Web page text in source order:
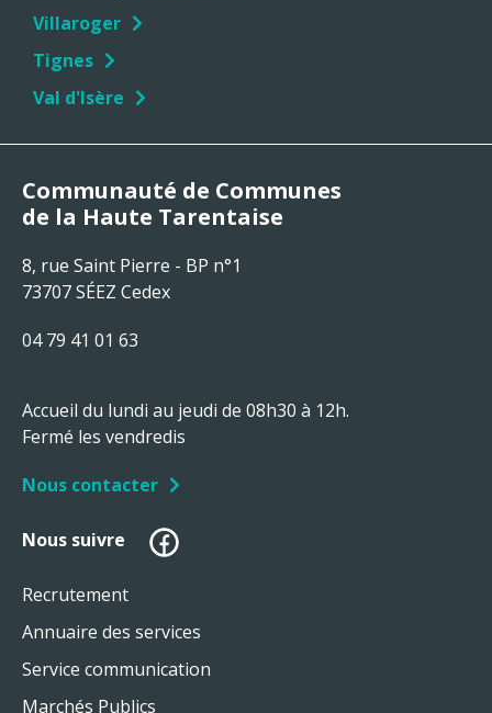
Villaroger
Tignes
Val d'Isère
Communauté de Communes
de la Haute Tarentaise
8, rue Saint Pierre - BP n°1
73707 SÉEZ Cedex
04 79 41 01 63
Accueil du lundi au jeudi de 08h30 à 12h.
Fermé les vendredis
Nous contacter
Nous suivre
Recrutement
Annuaire des services
Service communication
Marchés Publics